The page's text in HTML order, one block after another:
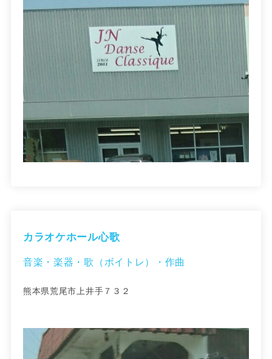
カラオケホール心歌
音楽・楽器・歌（ボイトレ）・作曲
熊本県荒尾市上井手７３２